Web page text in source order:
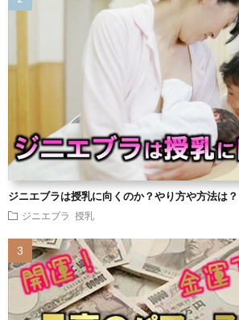
ジニエブラは授乳に向くのか？やり方や方法は？
ジニエブラ 授乳